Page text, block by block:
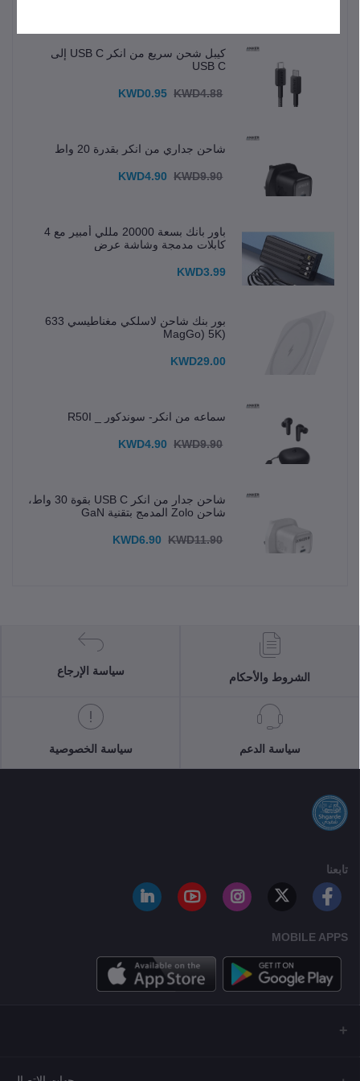
كيبل شحن سريع من انكر USB C إلى
USB C
KWD0.95 KWD4.88
شاحن جداري من انكر بقدرة 20 واط
KWD4.90 KWD9.90
باور بانك بسعة 20000 مللي أمبير مع 4
كابلات مدمجة وشاشة عرض
KWD3.99
بور بنك شاحن لاسلكي مغناطيسي 633
(MagGo) 5K
KWD29.00
سماعه من انكر- سوندكور _ R50I
KWD4.90 KWD9.90
شاحن جدار من انكر USB C بقوة 30 واط،
شاحن Zolo المدمج بتقنية GaN
KWD6.90 KWD11.90
الشروط والأحكام
سياسة الإرجاع
سياسة الدعم سياسة الخصوصية
تابعنا
MOBILE APPS